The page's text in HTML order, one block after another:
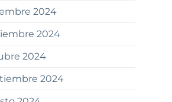
2024
2024
2024
2024